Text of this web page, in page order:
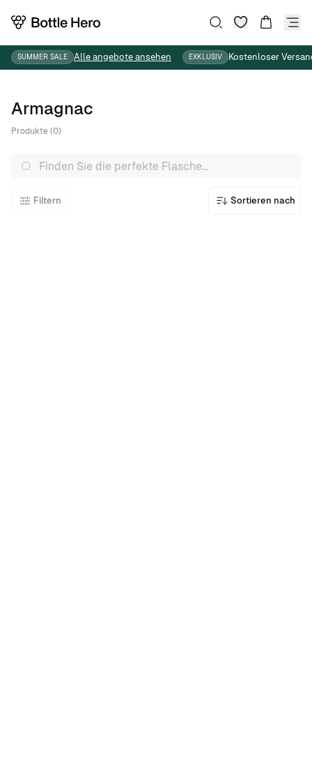
SUMMER SALE Alle angebote ansehen EXKLUSIV Kostenloser
Armagnac
Produkte (0)
Filtern Sortieren nach